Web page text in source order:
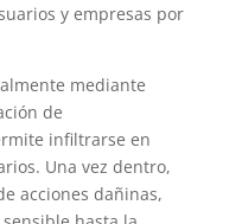
y empresas por
mediante
de
infiltrarse en
Una vez dentro,
acciones dañinas,